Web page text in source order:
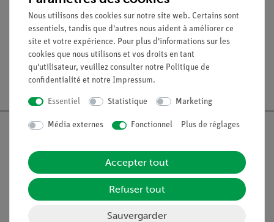
Médias / Téléchargements
Livraison gratuite à partir de 300,- €.
Nach oben
Nous utilisons des cookies sur notre site web. Certains sont
essentiels, tandis que d'autres nous aident à améliorer ce
site et votre expérience. Pour plus d'informations sur les
cookies que nous utilisons et vos droits en tant
qu'utilisateur, veuillez consulter notre Politique de
confidentialité et notre Impressum.
Essentiel Statistique Marketing
Média externes Fonctionnel Plus de réglages
Accepter tout
Refuser tout
Sauvergarder